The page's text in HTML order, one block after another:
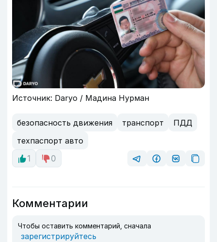
Источник: Daryo / Мадина Нурман
безопасность движения транспорт
ПДД
техпаспорт авто
1
0
Комментарии
Чтобы оставить комментарий, сначала
зарегистрируйтесь